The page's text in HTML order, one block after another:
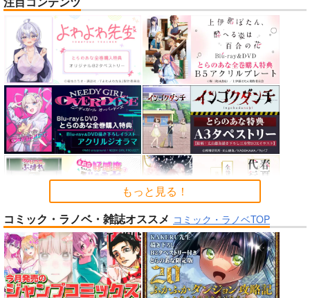
神様の乗車券１
70年式悠久機関
2,970円（税込）
オリジナル
サンプル
カート
HOLO A LIVE vol.5
tex-mex
1,100円 （税込）
ホロライブ
サンプル
カート
未観測のステラ
あさぎ屋
1,572円（税込）
【推しの子】
星野アクア×星野ルビー
サンプル
カート
No.6
もっと見る！
コミック・ラノベ・雑誌オススメ コミック・ラノベTOP